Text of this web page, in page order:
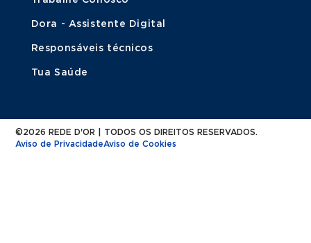
Dora - Assistente Digital
Responsáveis técnicos
Tua Saúde
©2026 REDE D'OR | TODOS OS DIREITOS RESERVADOS.
Aviso de PrivacidadeAviso de Cookies